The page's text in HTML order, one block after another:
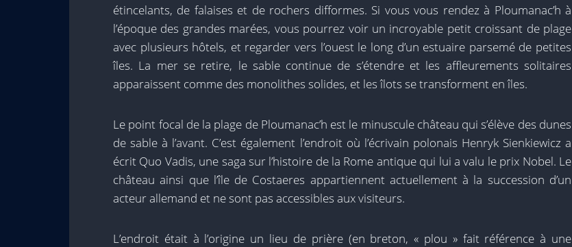
étincelants, de falaises et de rochers difformes. Si vous vous rendez à Ploumanac’h à
l’époque des grandes marées, vous pourrez voir un incroyable petit croissant de plage
avec plusieurs hôtels, et regarder vers l’ouest le long d’un estuaire parsemé de petites
îles. La mer se retire, le sable continue de s’étendre et les affleurements solitaires
apparaissent comme des monolithes solides, et les îlots se transforment en îles.
Le point focal de la plage de Ploumanac’h est le minuscule château qui s’élève des dunes
de sable à l’avant. C’est également l’endroit où l’écrivain polonais Henryk Sienkiewicz a
écrit Quo Vadis, une saga sur l’histoire de la Rome antique qui lui a valu le prix Nobel. Le
château ainsi que l’île de Costaeres appartiennent actuellement à la succession d’un
acteur allemand et ne sont pas accessibles aux visiteurs.
L’endroit était à l’origine un lieu de prière (en breton, « plou » fait référence à une